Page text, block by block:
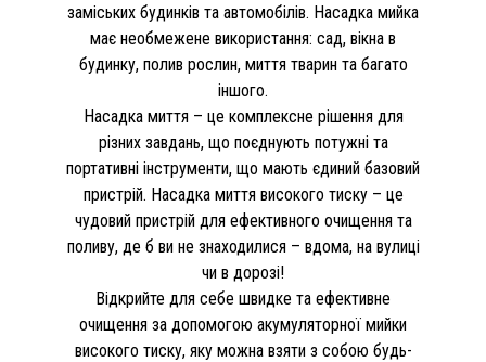
заміських будинків та автомобілів. Насадка мийка
має необмежене використання: сад, вікна в
будинку, полив рослин, миття тварин та багато
іншого.
Насадка миття – це комплексне рішення для
різних завдань, що поєднують потужні та
портативні інструменти, що мають єдиний базовий
пристрій. Насадка миття високого тиску – це
чудовий пристрій для ефективного очищення та
поливу, де б ви не знаходилися – вдома, на вулиці
чи в дорозі!
Відкрийте для себе швидке та ефективне
очищення за допомогою акумуляторної мийки
високого тиску, яку можна взяти з собою будь-